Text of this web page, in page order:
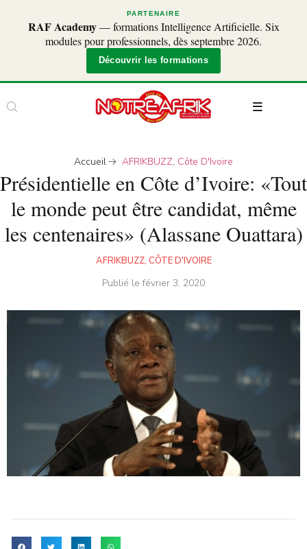
PARTENAIRE
RAF Academy— formations Intelligence Artificielle. Six
modules pour professionnels, dès septembre 2026.
Découvrir les formations
Accueil AFRIKBUZZ, Côte D'Ivoire
Présidentielle en Côte d’Ivoire: «Tout
le monde peut être candidat, même
les centenaires» (Alassane Ouattara)
AFRIKBUZZ, CÔTE D'IVOIRE
Publié lefévrier 3, 2020